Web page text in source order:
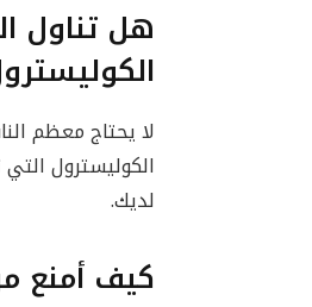
هل تناول
لا يحتاج معظم
الكوليسترول
لديك.
كيف أمنع